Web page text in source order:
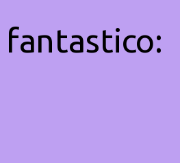
fantastico: